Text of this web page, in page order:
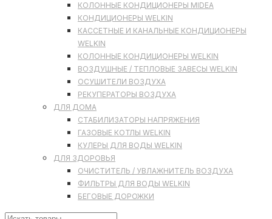
КОЛОННЫЕ КОНДИЦИОНЕРЫ MIDEA
КОНДИЦИОНЕРЫ WELKIN
КАССЕТНЫЕ И КАНАЛЬНЫЕ КОНДИЦИОНЕРЫ
WELKIN
КОЛОННЫЕ КОНДИЦИОНЕРЫ WELKIN
ВОЗДУШНЫЕ / ТЕПЛОВЫЕ ЗАВЕСЫ WELKIN
ОСУШИТЕЛИ ВОЗДУХА
РЕКУПЕРАТОРЫ ВОЗДУХА
ДЛЯ ДОМА
СТАБИЛИЗАТОРЫ НАПРЯЖЕНИЯ
ГАЗОВЫЕ КОТЛЫ WELKIN
КУЛЕРЫ ДЛЯ ВОДЫ WELKIN
ДЛЯ ЗДОРОВЬЯ
ОЧИСТИТЕЛЬ / УВЛАЖНИТЕЛЬ ВОЗДУХА
ФИЛЬТРЫ ДЛЯ ВОДЫ WELKIN
БЕГОВЫЕ ДОРОЖКИ